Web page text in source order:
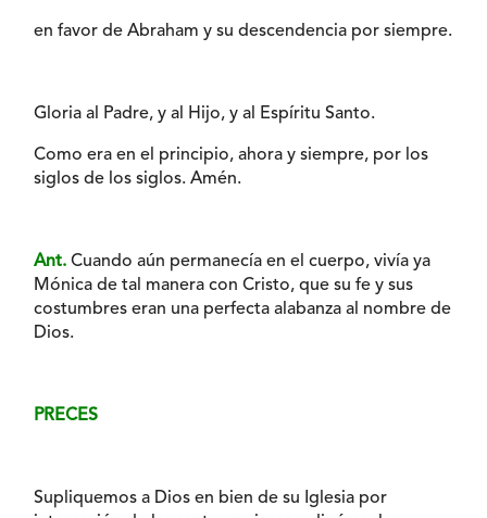
en favor de Abraham y su descendencia por siempre.
Gloria al Padre, y al Hijo, y al Espíritu Santo.
Como era en el principio, ahora y siempre, por los
siglos de los siglos. Amén.
Ant. Cuando aún permanecía en el cuerpo, vivía ya
Mónica de tal manera con Cristo, que su fe y sus
costumbres eran una perfecta alabanza al nombre de
Dios.
PRECES
Supliquemos a Dios en bien de su Iglesia por